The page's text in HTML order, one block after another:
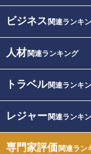
ビジネス 関連ランキ
人材関連ランキング
トラベル関連ランキ
レジャー関連ランキ
専門家評価関連ラン